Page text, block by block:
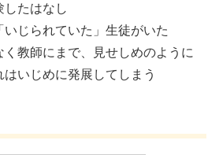
したはなし
じられていた」生徒がいた
く教師にまで、見せしめのように
いじめに発展してしまう